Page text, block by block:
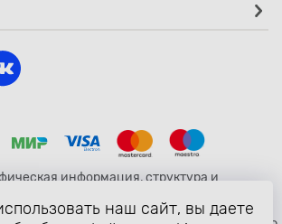
информация, структура и
avtozaryad.ru защищены российскими и
и соглашениями об охране
наш сайт, вы даете